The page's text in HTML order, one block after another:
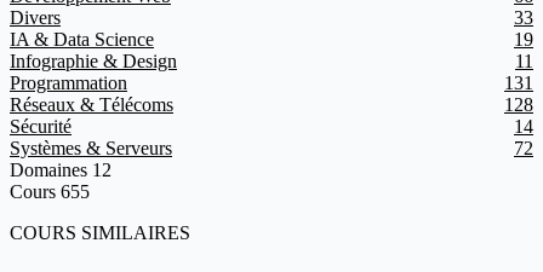
Divers
33
IA & Data Science
19
Infographie & Design
11
Programmation
131
Réseaux & Télécoms
128
Sécurité
14
Systèmes & Serveurs
72
Domaines 12
Cours 655
COURS SIMILAIRES